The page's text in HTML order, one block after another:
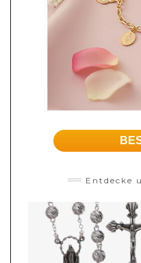
Entdecke